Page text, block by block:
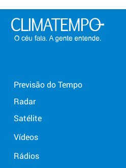
Previsão do Tempo
Radar
Satélite
Vídeos
Rádios